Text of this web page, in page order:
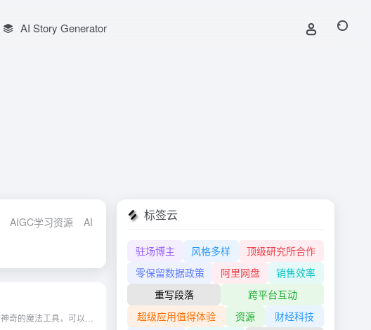
AI Story Generator
AIGC学习资源 AI行业协会 AIGC开发平台
标签云
驻场博主 风格多样
顶级研究所合作
零保留数据政策
阿里网盘
销售效率
重写段落
跨平台互动
超级应用值得体验
资源
财经科技